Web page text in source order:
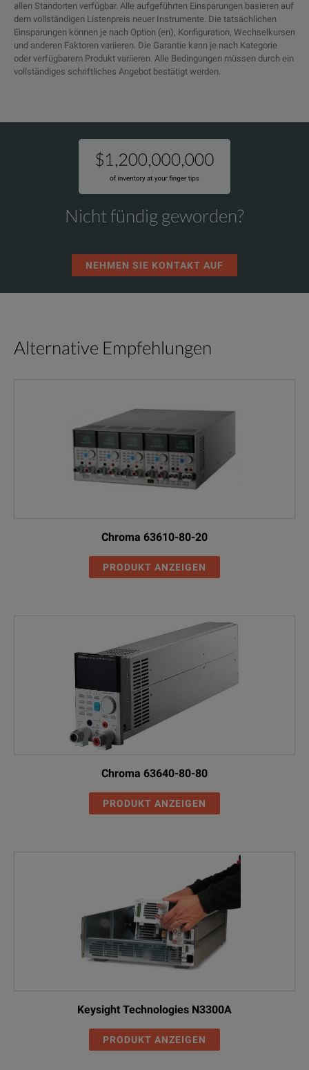
allen Standorten verfügbar. Alle aufgeführten Einsparungen basieren auf
dem vollständigen Listenpreis neuer Instrumente. Die tatsächlichen
Einsparungen können je nach Option (en), Konfiguration, Wechselkursen
und anderen Faktoren variieren. Die Garantie kann je nach Kategorie
oder verfügbarem Produkt variieren. Alle Bedingungen müssen durch ein
vollständiges schriftliches Angebot bestätigt werden.
Nicht fündig geworden?
NEHMEN SIE KONTAKT AUF
Alternative Empfehlungen
Chroma 63610-80-20
PRODUKT ANZEIGEN
Chroma 63640-80-80
PRODUKT ANZEIGEN
Keysight Technologies N3300A
PRODUKT ANZEIGEN